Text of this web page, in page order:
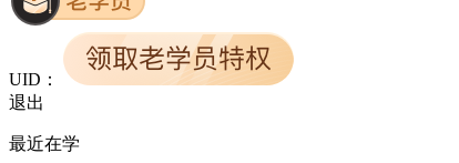
UID：
退出
最近在学